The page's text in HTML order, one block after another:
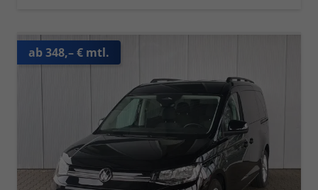
ab 348,– € mtl.